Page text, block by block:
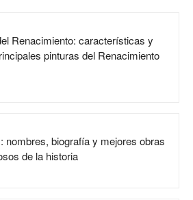
Renacimiento: características y
pinturas del Renacimiento
nombres, biografía y mejores obras
de la historia